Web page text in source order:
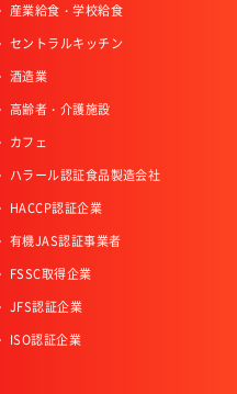
産業給食・学校給食
セントラルキッチン
酒造業
高齢者・介護施設
カフェ
ハラール認証食品製造会社
HACCP認証企業
有機JAS認証事業者
FSSC取得企業
JFS認証企業
ISO認証企業